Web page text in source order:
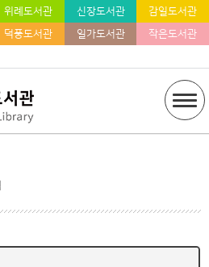
위례도서관 신장도서관
감일도서관
덕풍도서관 일가도서관
작은도서관